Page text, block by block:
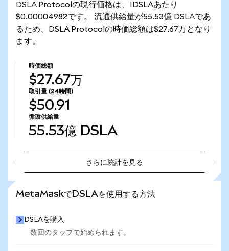
DSLA Protocolの現行価格は、1DSLAあたり
$0.00004982です。 流通供給量が55.53億 DSLAであ
るため、DSLA Protocolの時価総額は$27.67万となり
ます。
時価総額
$27.67万
取引量 (24時間)
$50.91
循環供給量
55.53億 DSLA
さらに統計を見る
MetaMaskでDSLAを使用する方法
DSLAを購入
数回のタップで始められます。